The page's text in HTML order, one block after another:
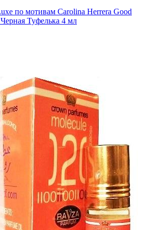
по мотивам Carolina Herrera Good
Туфелька 4 мл